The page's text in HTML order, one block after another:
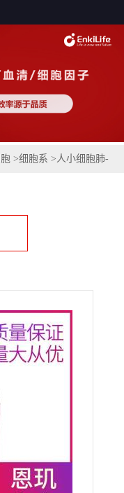
>细胞系 >人小细胞肺-